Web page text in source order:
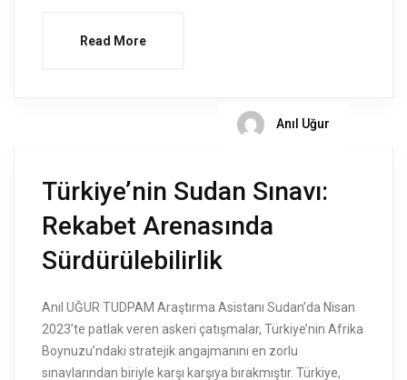
Read More
Anıl Uğur
Türkiye’nin Sudan Sınavı:
Rekabet Arenasında
Sürdürülebilirlik
Anıl UĞUR TUDPAM Araştırma Asistanı Sudan’da Nisan
2023’te patlak veren askeri çatışmalar, Türkiye’nin Afrika
Boynuzu’ndaki stratejik angajmanını en zorlu
sınavlarından biriyle karşı karşıya bırakmıştır. Türkiye,